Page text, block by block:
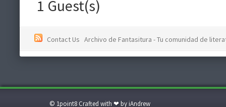
1 Guest(s)
Contact Us Archivo de Fantasitura - Tu comunidad de
© 1point8 Crafted with ❤ by iAndrew